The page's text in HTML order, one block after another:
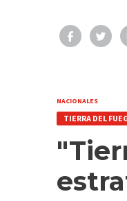
NACIONALES
TIERRA DEL